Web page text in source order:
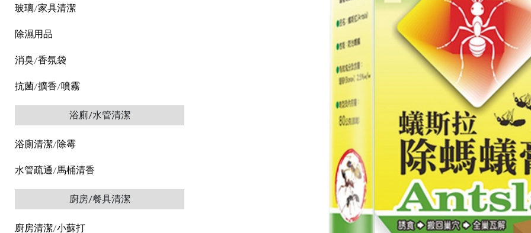
玻璃/家具清潔
除濕用品
消臭/香氛袋
抗菌/擴香/噴霧
浴廁/水管清潔
浴廁清潔/除霉
水管疏通/馬桶清香
廚房/餐具清潔
廚房清潔/小蘇打